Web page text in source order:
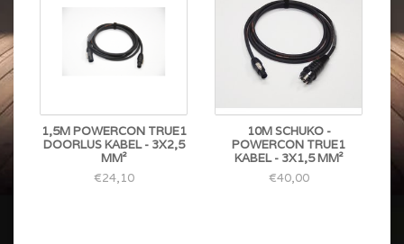
1,5M POWERCON TRUE1
DOORLUS KABEL - 3X2,5
MM²
€24,10
10M SCHUKO -
POWERCON TRUE1
KABEL - 3X1,5 MM²
€40,00